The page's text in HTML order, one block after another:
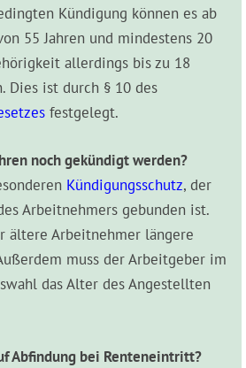
Kündigung können es ab
55 Jahren und mindestens 20
allerdings bis zu 18
Dies ist durch § 10 des
festgelegt.
noch gekündigt werden?
Kündigungsschutz, der
Arbeitnehmers gebunden ist.
ältere Arbeitnehmer längere
muss der Arbeitgeber im
das Alter des Angestellten
Abfindung bei Renteneintritt?